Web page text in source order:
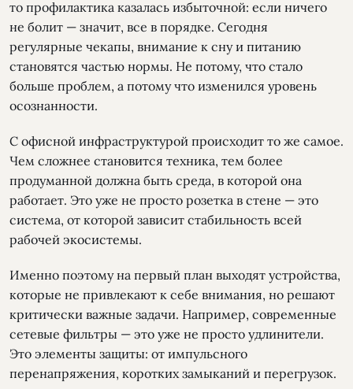
то профилактика казалась избыточной: если ничего
не болит — значит, все в порядке. Сегодня
регулярные чекапы, внимание к сну и питанию
становятся частью нормы. Не потому, что стало
больше проблем, а потому что изменился уровень
осознанности.
С офисной инфраструктурой происходит то же самое.
Чем сложнее становится техника, тем более
продуманной должна быть среда, в которой она
работает. Это уже не просто розетка в стене — это
система, от которой зависит стабильность всей
рабочей экосистемы.
Именно поэтому на первый план выходят устройства,
которые не привлекают к себе внимания, но решают
критически важные задачи. Например, современные
сетевые фильтры — это уже не просто удлинители.
Это элементы защиты: от импульсного
перенапряжения, коротких замыканий и перегрузок.